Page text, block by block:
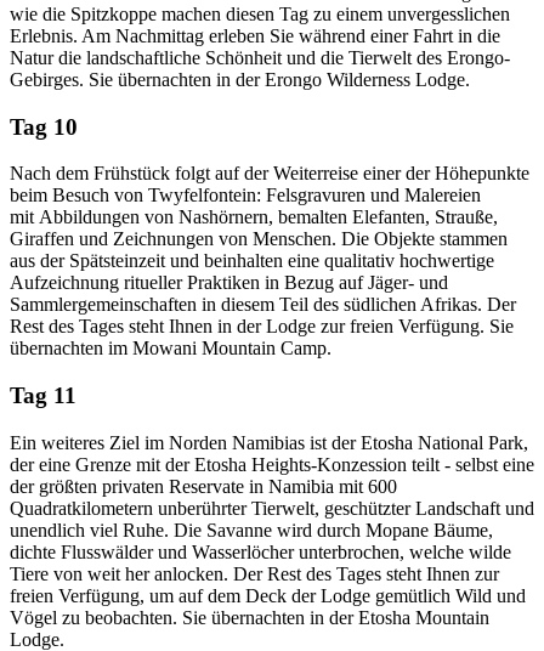
wie die Spitzkoppe machen diesen Tag zu einem unvergesslichen
Erlebnis. Am Nachmittag erleben Sie während einer Fahrt in die
Natur die landschaftliche Schönheit und die Tierwelt des Erongo-
Gebirges. Sie übernachten in der Erongo Wilderness Lodge.
Tag 10
Nach dem Frühstück folgt auf der Weiterreise einer der Höhepunkte
beim Besuch von Twyfelfontein: Felsgravuren und Malereien
mit Abbildungen von Nashörnern, bemalten Elefanten, Strauße,
Giraffen und Zeichnungen von Menschen. Die Objekte stammen
aus der Spätsteinzeit und beinhalten eine qualitativ hochwertige
Aufzeichnung ritueller Praktiken in Bezug auf Jäger- und
Sammlergemeinschaften in diesem Teil des südlichen Afrikas. Der
Rest des Tages steht Ihnen in der Lodge zur freien Verfügung. Sie
übernachten im Mowani Mountain Camp.
Tag 11
Ein weiteres Ziel im Norden Namibias ist der Etosha National Park,
der eine Grenze mit der Etosha Heights-Konzession teilt - selbst eine
der größten privaten Reservate in Namibia mit 600
Quadratkilometern unberührter Tierwelt, geschützter Landschaft und
unendlich viel Ruhe. Die Savanne wird durch Mopane Bäume,
dichte Flusswälder und Wasserlöcher unterbrochen, welche wilde
Tiere von weit her anlocken. Der Rest des Tages steht Ihnen zur
freien Verfügung, um auf dem Deck der Lodge gemütlich Wild und
Vögel zu beobachten. Sie übernachten in der Etosha Mountain
Lodge.